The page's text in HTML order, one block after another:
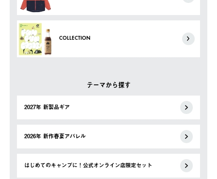
COLLECTION
テーマから探す
2027年 新製品ギア
2026年 新作春夏アパレル
はじめてのキャンプに！公式オンライン店限定セット